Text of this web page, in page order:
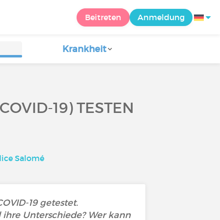
Beitreten Anmeldung
Krankheit
19) TESTEN
Salomé
19 getestet.
Unterschiede? Wer kann